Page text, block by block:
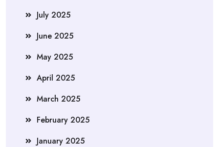
July 2025
June 2025
May 2025
April 2025
March 2025
February 2025
January 2025